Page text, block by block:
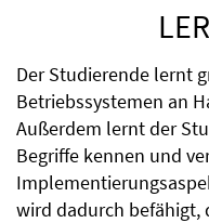
Der Studierende lernt
Betriebssystemen an
Außerdem lernt der
Begriffe kennen und
wird dadurch befähigt,